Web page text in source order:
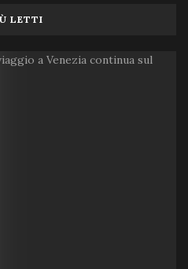
LETTI